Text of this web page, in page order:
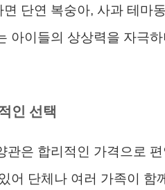
단연 복숭아, 사과 테마
아이들의 상상력을 자극
인 선택
관은 합리적인 가격으로
어 단체나 여러 가족이 함